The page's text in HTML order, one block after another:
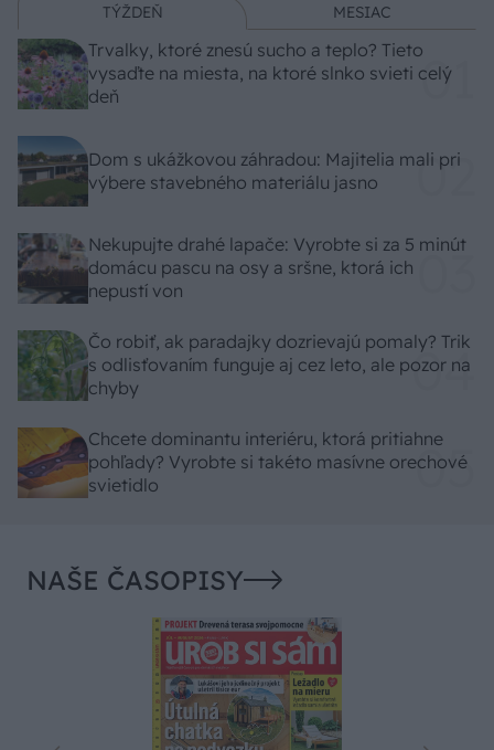
TÝŽDEŇ MESIAC
Trvalky, ktoré znesú sucho a teplo? Tieto
vysaďte na miesta, na ktoré slnko svieti celý
deň
Dom s ukážkovou záhradou: Majitelia mali pri
výbere stavebného materiálu jasno
Nekupujte drahé lapače: Vyrobte si za 5 minút
domácu pascu na osy a sršne, ktorá ich
nepustí von
Čo robiť, ak paradajky dozrievajú pomaly? Trik
s odlisťovaním funguje aj cez leto, ale pozor na
chyby
Chcete dominantu interiéru, ktorá pritiahne
pohľady? Vyrobte si takéto masívne orechové
svietidlo
NAŠE ČASOPISY